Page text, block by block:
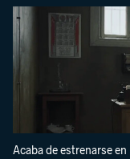
Acaba de estrenarse